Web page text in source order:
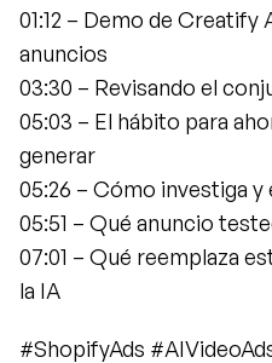
01:12 – Demo de Creatify
anuncios
03:30 – Revisando el
05:03 – El hábito para
generar
05:26 – Cómo investiga
05:51 – Qué anuncio
07:01 – Qué reemplaza
la IA
#ShopifyAds